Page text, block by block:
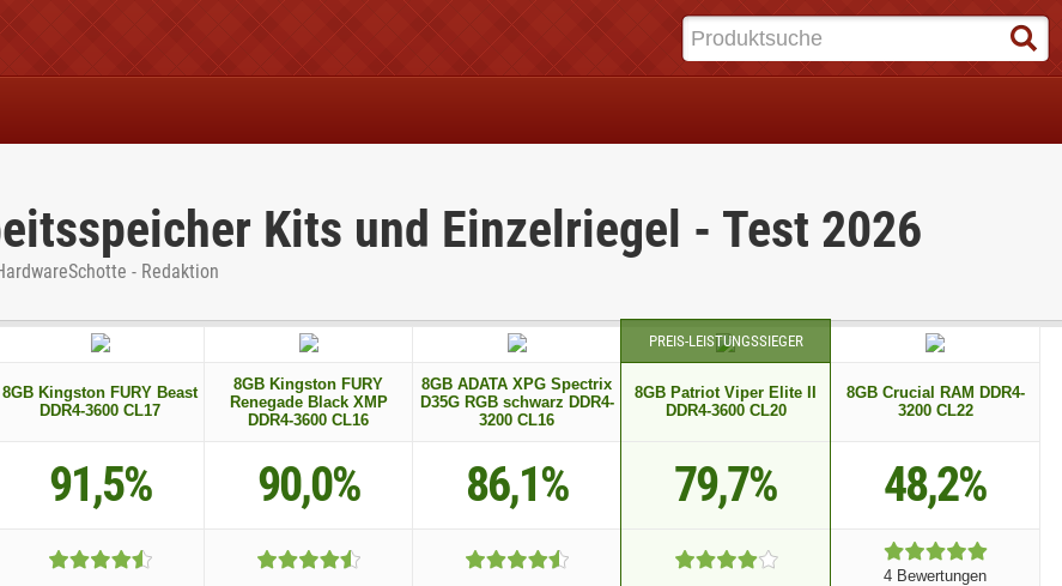
Kits und Einzelriegel - Test 2026
- Redaktion
PREIS-LEISTUNGSSIEGER
8GB Kingston FURY Beast
DDR4-3600 CL17
8GB Kingston FURY
Renegade Black XMP
DDR4-3600 CL16
8GB ADATA XPG Spectrix
D35G RGB schwarz DDR4-
3200 CL16
8GB Patriot Viper Elite II
DDR4-3600 CL20
8GB Crucial RAM DDR4-
3200 CL22
91,5% 90,0% 86,1% 79,7% 48,2%
4 Bewertungen